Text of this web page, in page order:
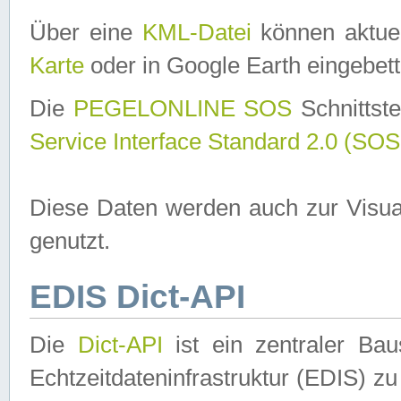
Über eine KML-Datei können
Karte oder in Google Earth
Die PEGELONLINE SOS
Service Interface Standard 2.0
Diese Daten werden auch zur
genutzt.
EDIS Dict-API
Die Dict-API ist ein zentraler
Echtzeitdateninfrastruktur (EDIS)